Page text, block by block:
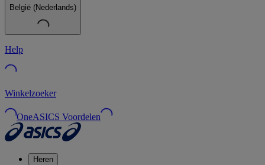
België (Nederlands)
Help
Winkelzoeker
OneASICS Voordelen
Heren